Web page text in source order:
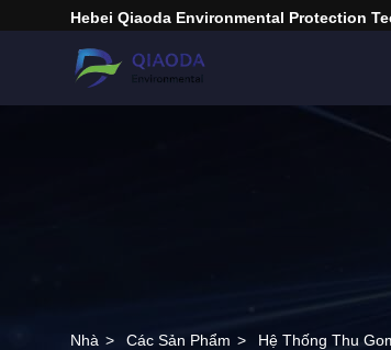
Hebei Qiaoda Environmental Protection
Nhà > Các Sản Phẩm > Hệ Thống Thu